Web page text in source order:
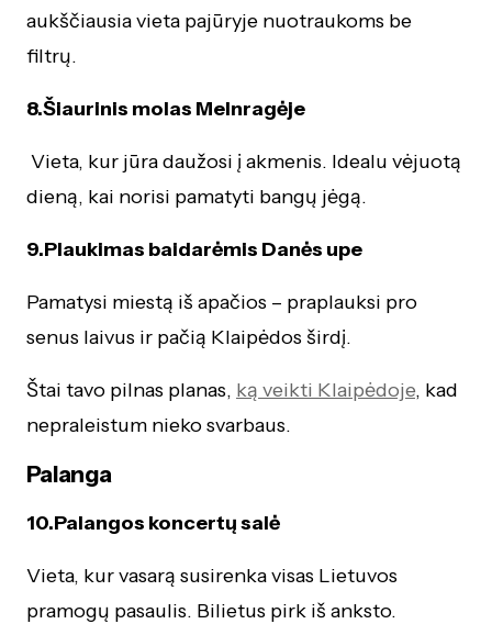
aukščiausia vieta pajūryje nuotraukoms be
filtrų.
8.Šiaurinis molas Melnragėje
Vieta, kur jūra daužosi į akmenis. Idealu vėjuotą
dieną, kai norisi pamatyti bangų jėgą.
9.Plaukimas baidarėmis Danės upe
Pamatysi miestą iš apačios – praplauksi pro
senus laivus ir pačią Klaipėdos širdį.
Štai tavo pilnas planas, ką veikti Klaipėdoje, kad
nepraleistum nieko svarbaus.
Palanga
10.Palangos koncertų salė
Vieta, kur vasarą susirenka visas Lietuvos
pramogų pasaulis. Bilietus pirk iš anksto.